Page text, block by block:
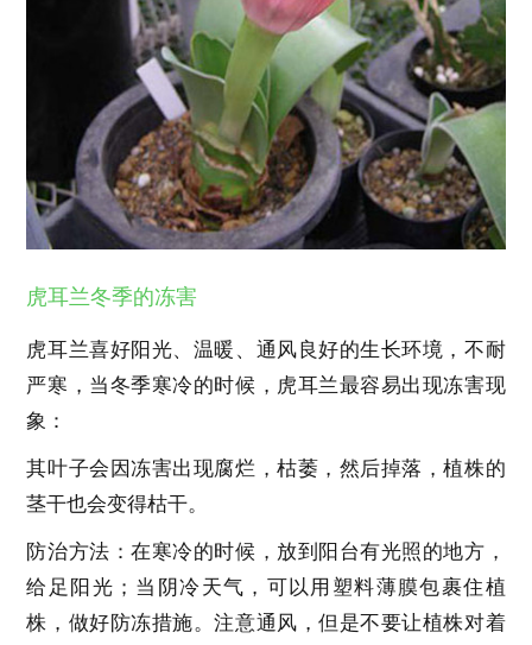
虎耳兰冬季的冻害
虎耳兰喜好阳光、温暖、通风良好的生长环境，不耐
严寒，当冬季寒冷的时候，虎耳兰最容易出现冻害现
象：
其叶子会因冻害出现腐烂，枯萎，然后掉落，植株的
茎干也会变得枯干。
防治方法：在寒冷的时候，放到阳台有光照的地方，
给足阳光；当阴冷天气，可以用塑料薄膜包裹住植
株，做好防冻措施。注意通风，但是不要让植株对着